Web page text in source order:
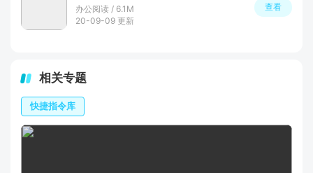
办公阅读 / 6.1M
20-09-09 更新
查看
相关专题
快捷指令库